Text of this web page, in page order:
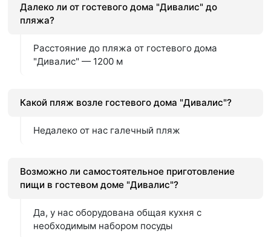
Далеко ли от гостевого дома "Дивалис" до
пляжа?
Расстояние до пляжа от гостевого дома
"Дивалис" — 1200 м
Какой пляж возле гостевого дома "Дивалис"?
Недалеко от нас галечный пляж
Возможно ли самостоятельное приготовление
пищи в гостевом доме "Дивалис"?
Да, у нас оборудована общая кухня с
необходимым набором посуды